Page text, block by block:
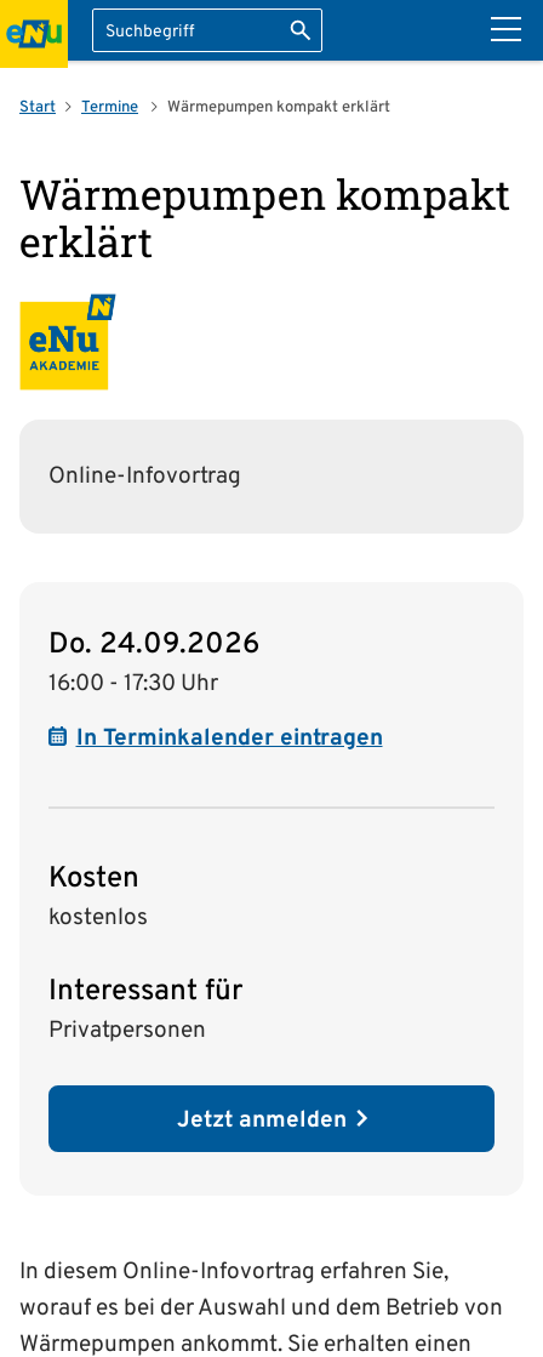
Suche Suche starten
überspringen
Start Termine Wärmepumpen kompakt erklärt
Wärmepumpen kompakt
erklärt
Online-Infovortrag
In diesem Online-Infovortrag erfahren Sie,
worauf es bei der Auswahl und dem Betrieb von
Wärmepumpen ankommt. Sie erhalten einen
Do. 24.09.2026
16:00 - 17:30 Uhr
In Terminkalender eintragen
Kosten
kostenlos
Interessant für
Privatpersonen
Jetzt anmelden